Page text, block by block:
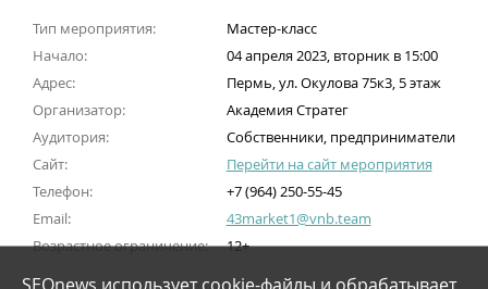
Тип мероприятия:
Мастер-класс
Начало:
04 апреля 2023, вторник в 15:00
Адрес:
Пермь, ул. Окулова 75к3, 5 этаж
Организатор:
Академия Стратег
Аудитория:
Собственники, предприниматели
Сайт:
Перейти на сайт мероприятия
Телефон:
+7 (964) 250-55-45
Email:
43market1@vnb.team
Возрастное ограничение:
12+
SEOnews использует cookie-файлы и обрабатывает